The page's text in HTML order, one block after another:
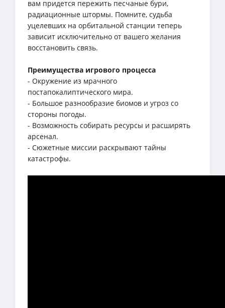
вам придется пережить песчаные бури,
радиационные штормы. Помните, судьба
уцелевших на орбитальной станции теперь
зависит исключительно от вашего желания
восстановить связь.
Преимущества игрового процесса
- Окружение из мрачного
постапокалиптического мира.
- Большое разнообразие биомов и угроз со
стороны погоды.
- Возможность собирать ресурсы и расширять
арсенал.
- Сюжетные миссии раскрывают тайны
катастрофы.